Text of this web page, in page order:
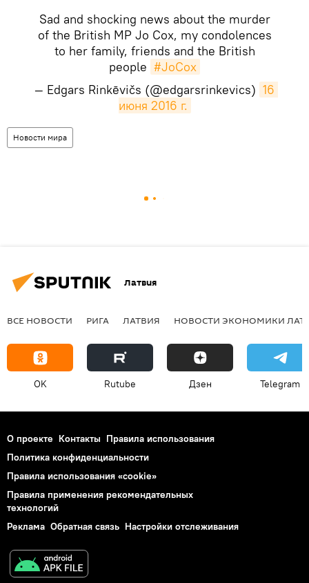
Sad and shocking news about the murder
of the British MP Jo Cox, my condolences
to her family, friends and the British
people #JoCox
— Edgars Rinkēvičs (@edgarsrinkevics) 16
июня 2016 г.
Новости мира
Латвия
ВСЕ НОВОСТИ РИГА ЛАТВИЯ НОВОСТИ ЭКОНОМИКИ
OK Rutube Дзен Telegram
О проекте Контакты Правила использования
Политика конфиденциальности
Правила использования «cookie»
Правила применения рекомендательных
технологий
Реклама Обратная связь Настройки отслеживания